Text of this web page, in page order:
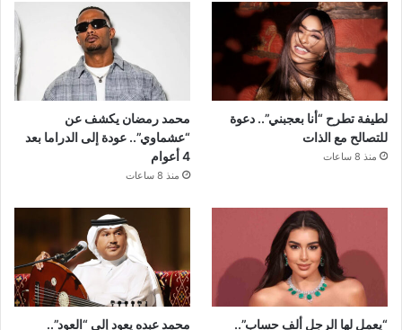
لطيفة تطرح “أنا بعجبني”.. دعوة
للتصالح مع الذات
منذ 8 ساعات
محمد رمضان يكشف عن
“عشماوي”.. عودة إلى الدراما بعد
4 أعوام
منذ 8 ساعات
“يعمل لها الرجل ألف حساب”.. محمد عبده يعود إلى “العود”..